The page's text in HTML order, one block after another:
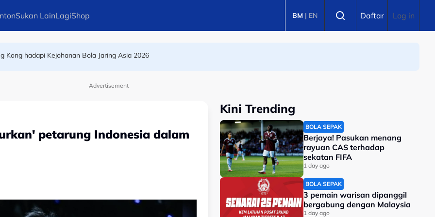
Sukan LainLagiShop BM | EN Daftar Log in
Kong hadapi Kejohanan Bola Jaring Asia 2026
Advertisement
petarung Indonesia dalam
Kini Trending
BOLA SEPAK
Berjaya! Pasukan menang
rayuan CAS terhadap
sekatan FIFA
1 day ago
BOLA SEPAK
3 pemain warisan dipanggil
bergabung dengan Malaysia
1 day ago